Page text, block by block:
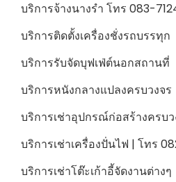
บริการจ้างนางรำ โทร 083-
บริการติดตั้งเครื่องชั่งรถบรรทุก
บริการรับจัดบุฟเฟ่ต์นอกสถานที่
บริการหนังกลางแปลงครบวงจร
บริการเช่าอุปกรณ์ก่อสร้างครบว
บริการเช่าเครื่องปั่นไฟ | โทร
บริการเช่าโต๊ะเก้าอี้จัดงานต่างๆ